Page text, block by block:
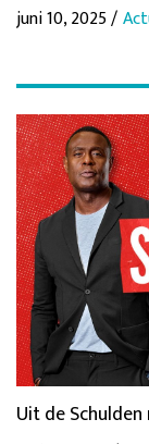
juni 10, 2025 /
Uit de